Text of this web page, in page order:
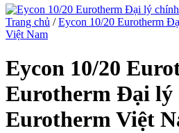
Trang chủ / Eycon 10/20 Eurotherm
Việt Nam
Eycon 10/20
Eurotherm Đại lý
Eurotherm Việt